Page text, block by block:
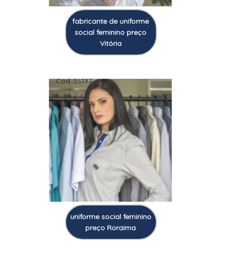
fabricante de uniforme
social feminino preço
Vitória
Cod.:35197
uniforme social feminino
preço Roraima